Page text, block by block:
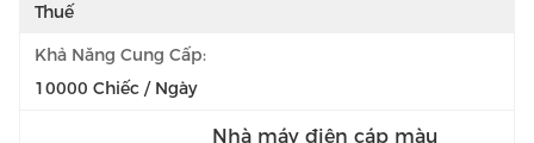
Thuế
Khả Năng Cung Cấp:
10000 Chiếc / Ngày
Nhà máy điện cáp màu